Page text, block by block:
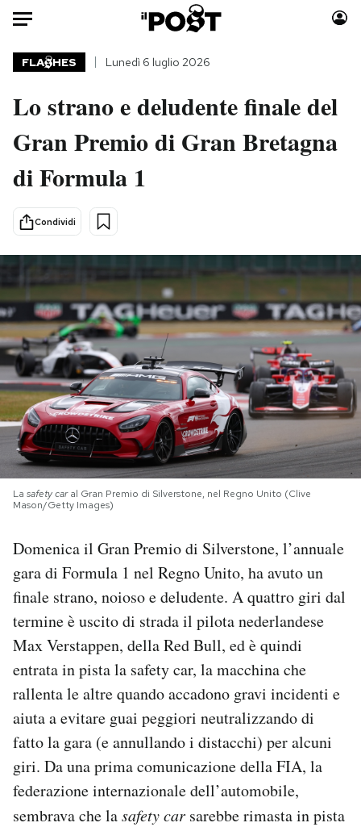
Auto
HOME
Italia
Politica
Tecnologia
Internet
Economia
Sport
Europa
Altrecose
Mondiali calcio 2026
PODCAST
NEWSLETTER
I MIEI PREFERITI
SHOP
CALENDARIO
AREA PERSONALE
Area Personale
Newsletter
Notifiche mobile
Hai bisogno di aiuto?
Esci
FLA HES Lunedì 6 luglio 2026
Lo strano e deludente finale del
Gran Premio di Gran Bretagna
di Formula 1
Condividi
La safety caral Gran Premio di Silverstone, nel Regno Unito (Clive
Mason/Getty Images)
Domenica il Gran Premio di Silverstone, l’annuale
gara di Formula 1 nel Regno Unito, ha avuto un
finale strano, noioso e deludente. A quattro giri dal
termine è uscito di strada il pilota nederlandese
Max Verstappen, della Red Bull, ed è quindi
entrata in pista la safety car, la macchina che
rallenta le altre quando accadono gravi incidenti e
aiuta a evitare guai peggiori neutralizzando di
fatto la gara (e annullando i distacchi) per alcuni
giri. Da una prima comunicazione della FIA, la
federazione internazionale dell’automobile,
sembrava che lasafetycar sarebbe rimasta in pista